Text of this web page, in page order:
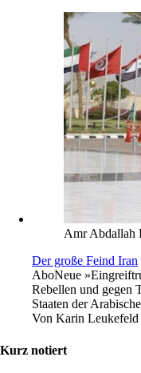
Amr Abdallah
Der große Feind Iran
AboNeue
Rebellen und gegen
Staaten der
Von Karin Leukefeld
Kurz notiert